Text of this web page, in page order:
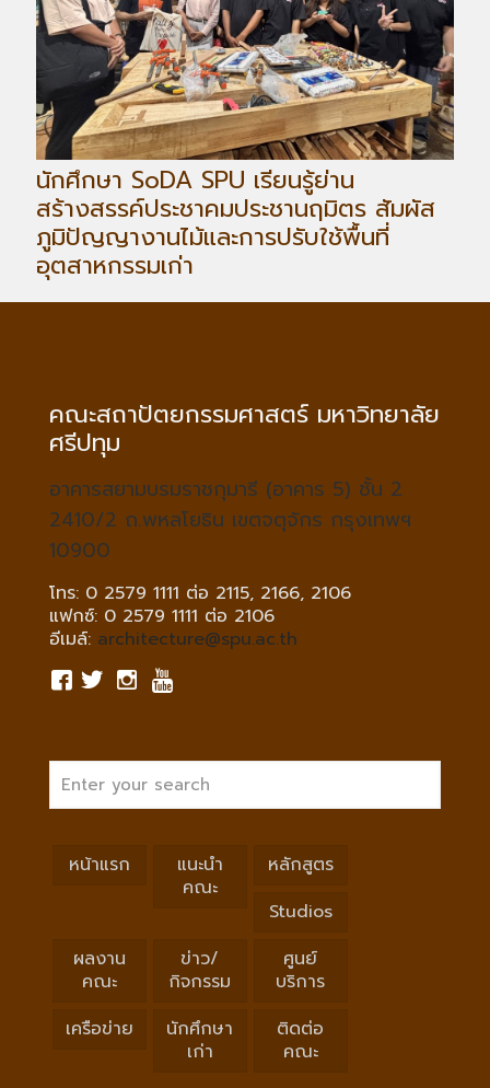
นักศึกษา SoDA SPU เรียนรู้ย่าน
สร้างสรรค์ประชาคมประชานฤมิตร สัมผัส
ภูมิปัญญางานไม้และการปรับใช้พื้นที่
อุตสาหกรรมเก่า
คณะสถาปัตยกรรมศาสตร์ มหาวิทยาลัย
ศรีปทุม
อาคารสยามบรมราชกุมารี (อาคาร 5) ชั้น 2
2410/2 ถ.พหลโยธิน เขตจตุจักร กรุงเทพฯ
10900
โทร: 0 2579 1111 ต่อ 2115, 2166, 2106
แฟกซ์: 0 2579 1111 ต่อ 2106
อีเมล์: architecture@spu.ac.th
หน้าแรก
แนะนำ
คณะ
หลักสูตร
Studios
ผลงาน
คณะ
ข่าว/
กิจกรรม
ศูนย์
บริการ
เครือข่าย
นักศึกษา
เก่า
ติดต่อ
คณะ